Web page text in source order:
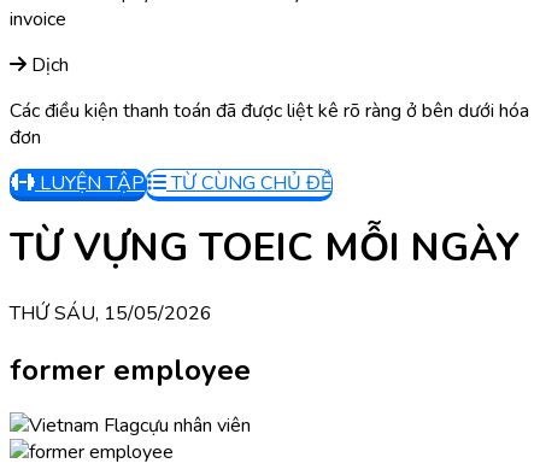
invoice
Dịch
Các điều kiện thanh toán đã được liệt kê rõ ràng ở bên dưới hóa
đơn
LUYỆN TẬP
TỪ CÙNG CHỦ ĐỀ
TỪ VỰNG TOEIC MỖI NGÀY
THỨ SÁU, 15/05/2026
former employee
cựu nhân viên